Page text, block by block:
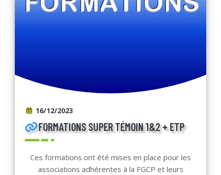
16/12/2023
FORMATIONS SUPER TÉMOIN 1&2 + ETP
Ces formations ont été mises en place pour les
associations adhérentes à la FGCP et leurs